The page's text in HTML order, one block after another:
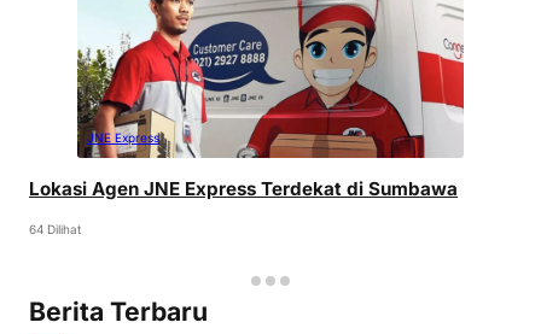
JNE Express
Lokasi Agen JNE Express Terdekat di Sumbawa
64 Dilihat
Berita Terbaru